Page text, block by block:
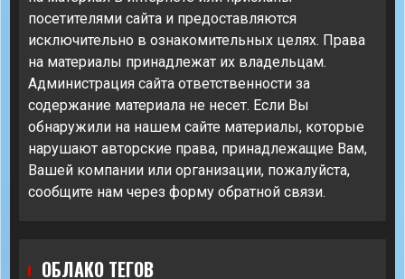
посетителями сайта и предоставляются
исключительно в ознакомительных целях. Права
на материалы принадлежат их владельцам.
Администрация сайта ответственности за
содержание материала не несет. Если Вы
обнаружили на нашем сайте материалы, которые
нарушают авторские права, принадлежащие Вам,
Вашей компании или организации, пожалуйста,
сообщите нам через форму обратной связи.
ОБЛАКО ТЕГОВ